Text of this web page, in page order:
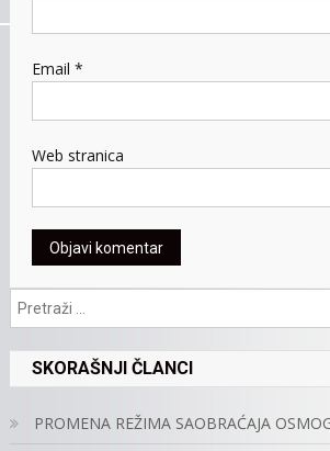
Email *
Web stranica
SKORAŠNJI ČLANCI
PROMENA REŽIMA SAOBRAĆAJA